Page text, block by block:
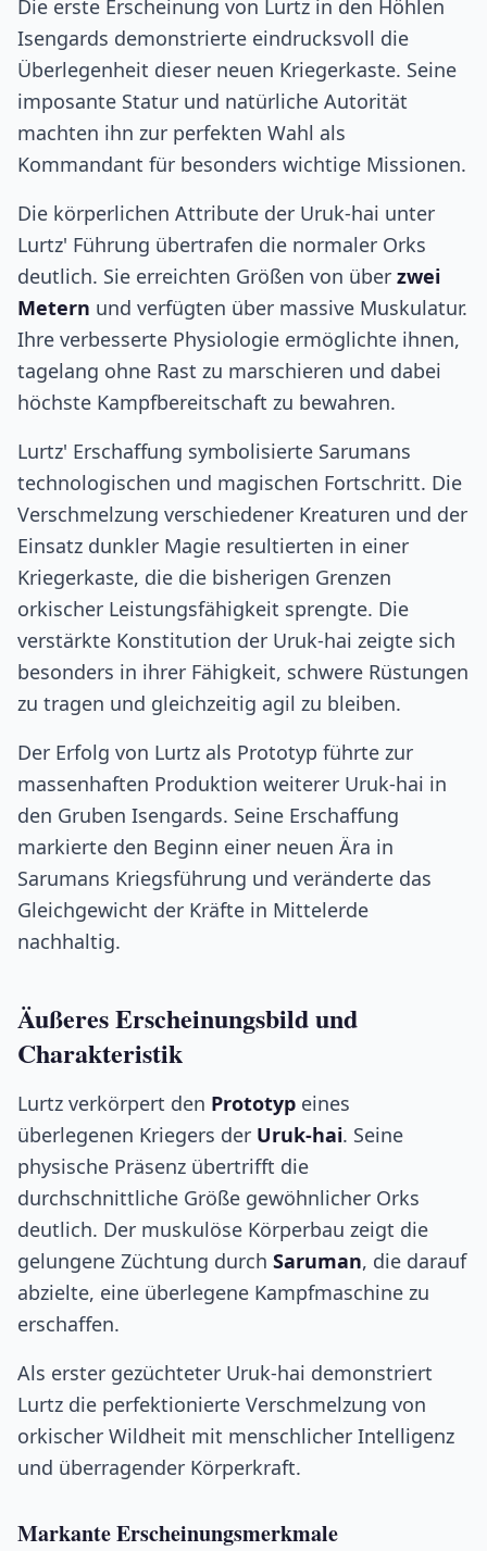
Die erste Erscheinung von Lurtz in den Höhlen
Isengards demonstrierte eindrucksvoll die
Überlegenheit dieser neuen Kriegerkaste. Seine
imposante Statur und natürliche Autorität
machten ihn zur perfekten Wahl als
Kommandant für besonders wichtige Missionen.
Die körperlichen Attribute der Uruk-hai unter
Lurtz' Führung übertrafen die normaler Orks
deutlich. Sie erreichten Größen von über zwei
Metern und verfügten über massive Muskulatur.
Ihre verbesserte Physiologie ermöglichte ihnen,
tagelang ohne Rast zu marschieren und dabei
höchste Kampfbereitschaft zu bewahren.
Lurtz' Erschaffung symbolisierte Sarumans
technologischen und magischen Fortschritt. Die
Verschmelzung verschiedener Kreaturen und der
Einsatz dunkler Magie resultierten in einer
Kriegerkaste, die die bisherigen Grenzen
orkischer Leistungsfähigkeit sprengte. Die
verstärkte Konstitution der Uruk-hai zeigte sich
besonders in ihrer Fähigkeit, schwere Rüstungen
zu tragen und gleichzeitig agil zu bleiben.
Der Erfolg von Lurtz als Prototyp führte zur
massenhaften Produktion weiterer Uruk-hai in
den Gruben Isengards. Seine Erschaffung
markierte den Beginn einer neuen Ära in
Sarumans Kriegsführung und veränderte das
Gleichgewicht der Kräfte in Mittelerde
nachhaltig.
Äußeres Erscheinungsbild und
Charakteristik
Lurtz verkörpert den Prototyp eines
überlegenen Kriegers der Uruk-hai. Seine
physische Präsenz übertrifft die
durchschnittliche Größe gewöhnlicher Orks
deutlich. Der muskulöse Körperbau zeigt die
gelungene Züchtung durch Saruman, die darauf
abzielte, eine überlegene Kampfmaschine zu
erschaffen.
Als erster gezüchteter Uruk-hai demonstriert
Lurtz die perfektionierte Verschmelzung von
orkischer Wildheit mit menschlicher Intelligenz
und überragender Körperkraft.
Markante Erscheinungsmerkmale